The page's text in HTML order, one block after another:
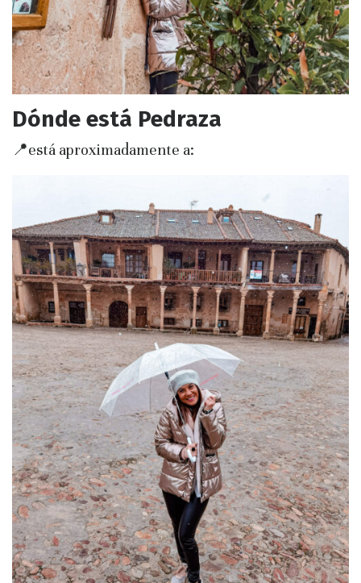
Dónde está Pedraza
📍está aproximadamente a: